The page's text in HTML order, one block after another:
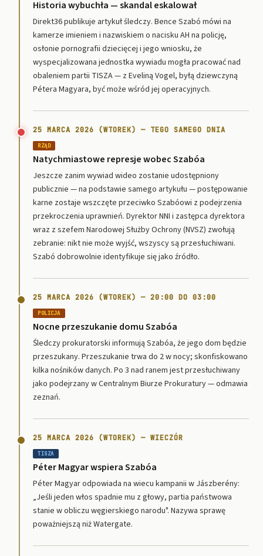
Historia wybuchła — skandal eskalował
Direkt36 publikuje artykuł śledczy. Bence Szabó mówi na
kamerze imieniem i nazwiskiem o nacisku AH na policję,
osłonie pornografii dziecięcej i jego wniosku, że
wyspecjalizowana jednostka wywiadu mogła pracować nad
obaleniem partii TISZA — z Eveliną Vogel, byłą dziewczyną
Pétera Magyara, być może wśród jej operacyjnych.
25 MARCA 2026 (WTOREK) — TEGO SAMEGO DNIA
RZĄD
Natychmiastowe represje wobec Szabóa
Jeszcze zanim wywiad wideo zostanie udostępniony
publicznie — na podstawie samego artykułu — postępowanie
karne zostaje wszczęte przeciwko Szabóowi z podejrzenia
przekroczenia uprawnień. Dyrektor NNI i zastępca dyrektora
wraz z szefem Narodowej Służby Ochrony (NVSZ) zwołują
zebranie: nikt nie może wyjść, wszyscy są przesłuchiwani.
Szabó dobrowolnie identyfikuje się jako źródło.
25 MARCA 2026 (WTOREK) — 20:00 DO 03:00
POLICJA
Nocne przeszukanie domu Szabóa
Śledczy prokuratorski informują Szabóa, że jego dom będzie
przeszukany. Przeszukanie trwa do 2 w nocy; skonfiskowano
kilka nośników danych. Po 3 nad ranem jest przesłuchiwany
jako podejrzany w Centralnym Biurze Prokuratury — odmawia
zeznań.
25 MARCA 2026 (WTOREK) — WIECZÓR
TISZA
Péter Magyar wspiera Szabóa
Péter Magyar odpowiada na wiecu kampanii w Jászberény:
„Jeśli jeden włos spadnie mu z głowy, partia państwowa
stanie w obliczu węgierskiego narodu". Nazywa sprawę
poważniejszą niż Watergate.